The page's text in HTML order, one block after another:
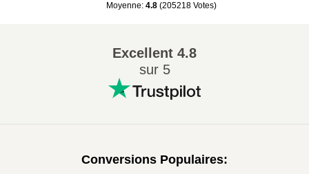
Moyenne: 4.8 (205218 Votes)
Excellent 4.8
sur 5
Conversions Populaires: